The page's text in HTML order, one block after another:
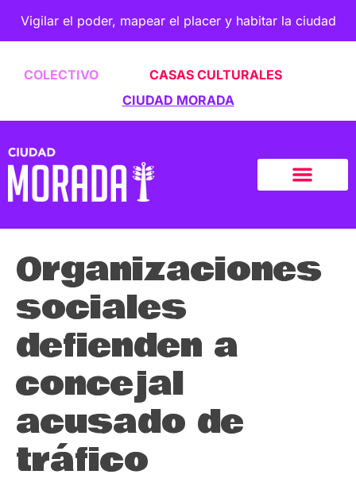
Vigilar el poder, mapear el placer y habitar la ciudad
COLECTIVO
CASAS CULTURALES
CIUDAD MORADA
Organizaciones
sociales
defienden a
concejal
acusado de
tráfico